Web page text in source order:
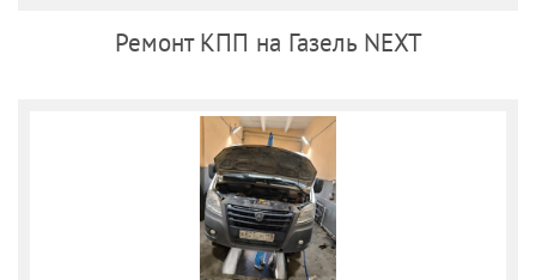
Ремонт КПП на Газель NEXT